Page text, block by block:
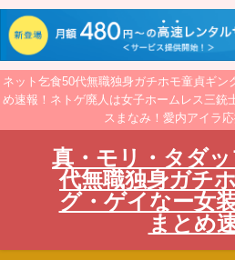
ネット乞食50代無職独身ガチホモ童貞ギン
め速報！ネトゲ廃人は女子ホームレス三銃
スまなみ！愛内アイラ応
真・モリ・タダ
代無職独身ガチ
グ・ゲイなー女
まとめ